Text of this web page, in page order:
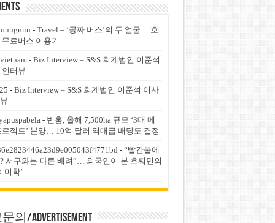
- Travel – ‘공짜 버스’의 두 얼굴… 호
료버스 이용기
- Biz Interview – S&S 회계법인 이준석
터뷰
- Biz Interview – S&S 회계법인 이준석 이사
- 빈홈, 올해 7,500ha 규모 ‘3대 메
로젝트’ 분양… 10억 달러 역대급 배당도 결정
- “빨간불에
서구와는 다른 배려”… 외국인이 본 호찌민의
미학’
의/Advertisement